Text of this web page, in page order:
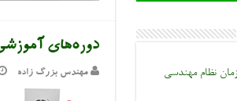
دوره‌های
مهندس بزرگ زاده
نظام مهندسی